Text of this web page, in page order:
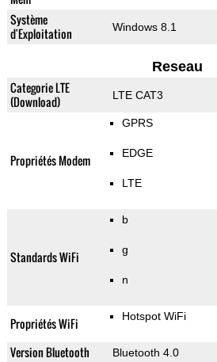
Système
d'Exploitation
Windows 8.1
Reseau
Categorie LTE
(Download)
LTE CAT3
Propriétés Modem
GPRS
EDGE
LTE
Standards WiFi
b
g
n
Propriétés WiFi Hotspot WiFi
Version Bluetooth Bluetooth 4.0